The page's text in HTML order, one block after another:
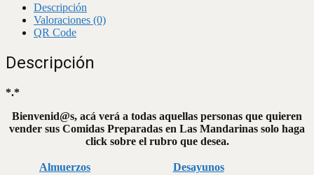
Descripción
Valoraciones (0)
QR Code
Descripción
*.*
Bienvenid@s, acá verá a todas aquellas personas que quieren
vender sus Comidas Preparadas en Las Mandarinas solo haga
click sobre el rubro que desea.
Almuerzos
Desayunos